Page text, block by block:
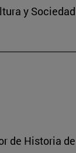
y
de Historia